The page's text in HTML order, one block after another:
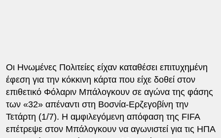
Οι Ηνωμένες Πολιτείες είχαν καταθέσει επιτυχημένη
έφεση για την κόκκινη κάρτα που είχε δοθεί στον
επιθετικό Φόλαριν Μπάλογκουν σε αγώνα της φάσης
των «32» απέναντι στη Βοσνία-Ερζεγοβίνη την
Τετάρτη (1/7). Η αμφιλεγόμενη απόφαση της FIFA
επέτρεψε στον Μπάλογκουν να αγωνιστεί για τις ΗΠΑ